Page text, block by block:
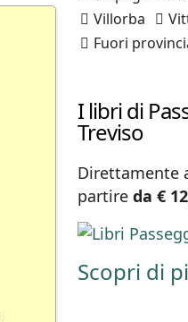
Villorba
Fuori
I libri di
Treviso
Direttamente
partire da €
Scopri di